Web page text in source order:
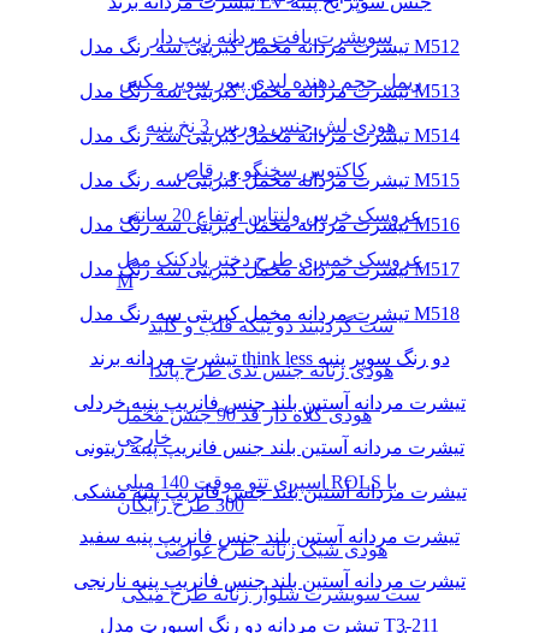
سویشرت بافت مردانه زیپ دار
ریمل حجم دهنده لیدی پیور سوپر مکس
هودی لش جنس دورس 3 نخ پنبه
کاکتوس سخنگو و رقاص
عروسک خرس ولنتاین ارتفاع 20 سانتی
عروسک خمیری طرح دختر بادکنک مدل
M
ست گردنبند دو تیکه قلب و کلید
هودی زنانه جنس تدی طرح پاندا
هودی کلاه دار قد 90 جنس مخمل
خارجی
اسپری تتو موقت 140 میلی ROLS با
300 طرح رایگان
هودی شیک زنانه طرح غواصی
ست سویشرت شلوار زنانه طرح میکی
تیشرت مردانه مخمل کبریتی سه رنگ مدل M512
تیشرت مردانه مخمل کبریتی سه رنگ مدل M513
تیشرت مردانه مخمل کبریتی سه رنگ مدل M514
تیشرت مردانه مخمل کبریتی سه رنگ مدل M515
تیشرت مردانه مخمل کبریتی سه رنگ مدل M516
تیشرت مردانه مخمل کبریتی سه رنگ مدل M517
تیشرت مردانه مخمل کبریتی سه رنگ مدل M518
تیشرت مردانه برند think less دو رنگ سوپر پنبه
تیشرت مردانه آستین بلند جنس فانریپ پنبه خردلی
تیشرت مردانه آستین بلند جنس فانریپ پنبه زیتونی
تیشرت مردانه آستین بلند جنس فانریپ پنبه مشکی
تیشرت مردانه آستین بلند جنس فانریپ پنبه سفید
تیشرت مردانه آستین بلند جنس فانریپ پنبه نارنجی
تیشرت مردانه دو رنگ اسپورت مدل T3-211